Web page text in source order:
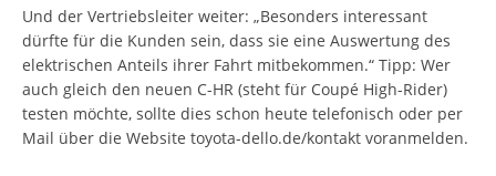
Und der Vertriebsleiter weiter: „Besonders interessant
dürfte für die Kunden sein, dass sie eine Auswertung des
elektrischen Anteils ihrer Fahrt mitbekommen.“ Tipp: Wer
auch gleich den neuen C-HR (steht für Coupé High-Rider)
testen möchte, sollte dies schon heute telefonisch oder per
Mail über die Website toyota-dello.de/kontakt voranmelden.